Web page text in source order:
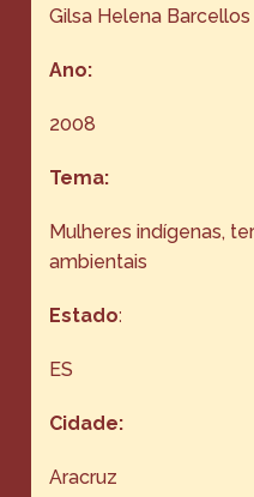
Gilsa Helena Barcellos
Ano:
2008
Tema:
Mulheres indígenas,
ambientais
Estado:
ES
Cidade:
Aracruz